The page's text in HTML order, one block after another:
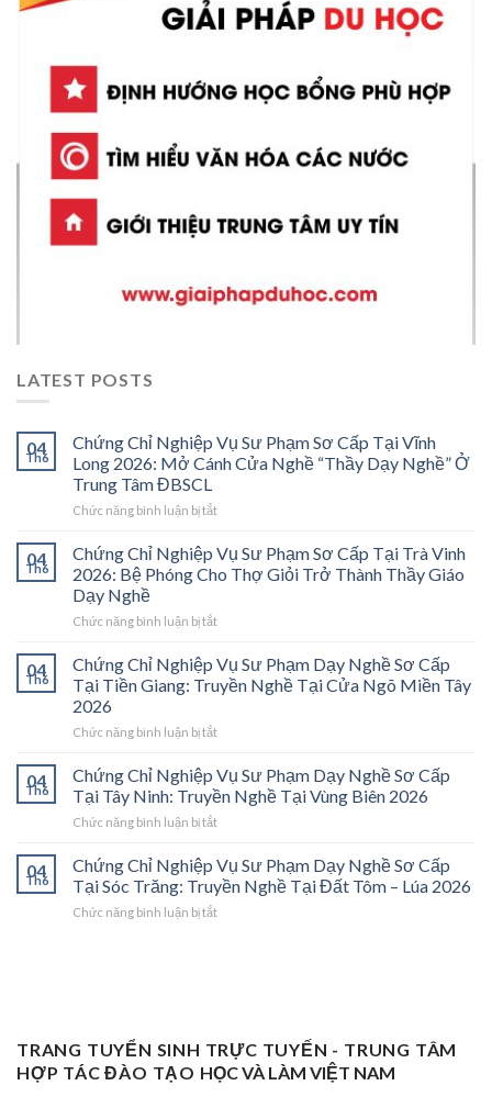
LATEST POSTS
04
Th6
Chứng Chỉ Nghiệp Vụ Sư Phạm Sơ Cấp Tại Vĩnh
Long 2026: Mở Cánh Cửa Nghề “Thầy Dạy Nghề” Ở
Trung Tâm ĐBSCL
Chức năng bình luận bị tắtở
Chỉ
Nghiệp
Vụ
Phạm
Cấp
Tại
Vĩnh
2026:
Cánh
Cửa
Nghề
“Thầy
Nghề”
Ở
Trung
Tâm
04
Th6
Chứng Chỉ Nghiệp Vụ Sư Phạm Sơ Cấp Tại Trà Vinh
2026: Bệ Phóng Cho Thợ Giỏi Trở Thành Thầy Giáo
Dạy Nghề
Chức năng bình luận bị tắtở
Chỉ
Nghiệp
Vụ
Phạm
Cấp
Tại
Trà
Vinh
Bệ
Phóng
Cho
Thợ
Nghề
04
Th6
Chứng Chỉ Nghiệp Vụ Sư Phạm Dạy Nghề Sơ Cấp
Tại Tiền Giang: Truyền Nghề Tại Cửa Ngõ Miền Tây
2026
Chức năng bình luận bị tắtở
Chỉ
Nghiệp
Vụ
Sư
Dạy
Nghề
Sơ
Cấp
Cửa
Ngõ
Miền
04
Th6
Chứng Chỉ Nghiệp Vụ Sư Phạm Dạy Nghề Sơ Cấp
Tại Tây Ninh: Truyền Nghề Tại Vùng Biên 2026
Chức năng bình luận bị tắtở
Chỉ
Nghiệp
Vụ
Sư
Tây
Ninh:
Truyền
04
Th6
Chứng Chỉ Nghiệp Vụ Sư Phạm Dạy Nghề Sơ Cấp
Tại Sóc Trăng: Truyền Nghề Tại Đất Tôm – Lúa 2026
Chức năng bình luận bị tắtở
Dạy
Nghề
Sơ
TRANG TUYỂN SINH TRỰC TUYẾN - TRUNG TÂM
HỢP TÁC ĐÀO TẠO HỌC VÀ LÀM VIỆT NAM